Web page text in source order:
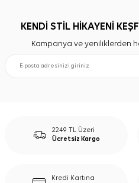
KENDİ STİL HİKAYENİ
Kampanya ve yeniliklerden
2249 TL Üzeri
Ücretsiz Kargo
Kredi Kartına